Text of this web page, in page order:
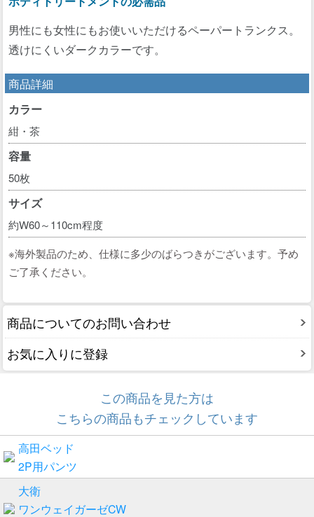
男性にも女性にもお使いいただけるペーパートランクス。
透けにくいダークカラーです。
商品詳細
カラー
紺・茶
容量
50枚
サイズ
約W60～110cm程度
※海外製品のため、仕様に多少のばらつきがございます。予め
ご了承ください。
商品についてのお問い合わせ
お気に入りに登録
この商品を見た方は
こちらの商品もチェックしています
高田ベッド
2P用パンツ
大衛
ワンウェイガーゼCW